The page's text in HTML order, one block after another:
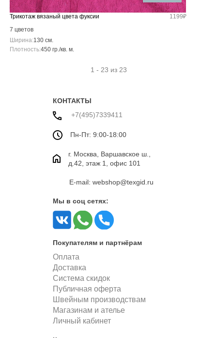
Трикотаж вязаный цвета фуксии
7 цветов
1199₽
Ширина:130 см.
Плотность:450 гр./кв. м.
1 - 23 из 23
КОНТАКТЫ
+7(495)7339411
Пн-Пт: 9:00-18:00
г. Москва, Варшавское ш.,
д.42, этаж 1, офис 101
E-mail: webshop@texgid.ru
Мы в соц сетях:
Покупателям и партнёрам
Оплата
Доставка
Система скидок
Публичная оферта
Швейным производствам
Магазинам и ателье
Личный кабинет